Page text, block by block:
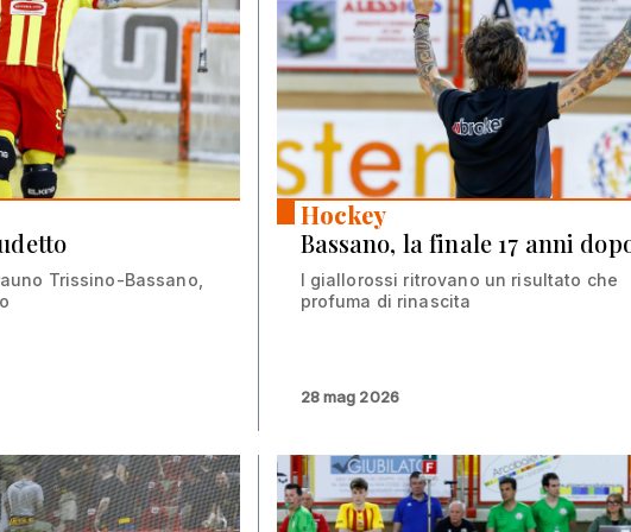
01 giu 2026
Trissino-Bassano,
Hockey
Bassano, la finale 17 anni
I giallorossi ritrovano un risultato che
profuma di rinascita
28 mag 2026